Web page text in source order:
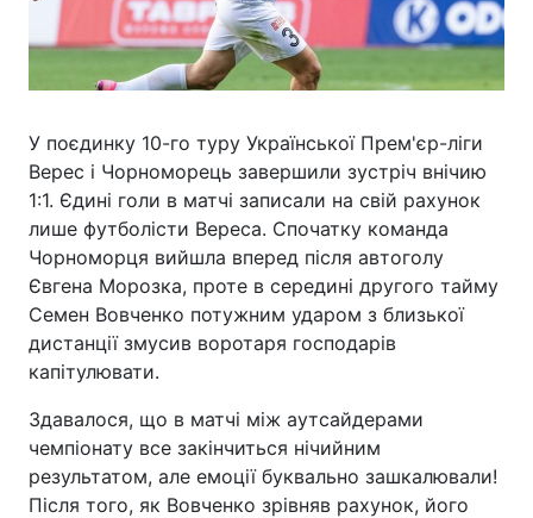
У поєдинку 10-го туру Української Прем'єр-ліги
Верес і Чорноморець завершили зустріч внічию
1:1. Єдині голи в матчі записали на свій рахунок
лише футболісти Вереса. Спочатку команда
Чорноморця вийшла вперед після автоголу
Євгена Морозка, проте в середині другого тайму
Семен Вовченко потужним ударом з близької
дистанції змусив воротаря господарів
капітулювати.
Здавалося, що в матчі між аутсайдерами
чемпіонату все закінчиться нічийним
результатом, але емоції буквально зашкалювали!
Після того, як Вовченко зрівняв рахунок, його